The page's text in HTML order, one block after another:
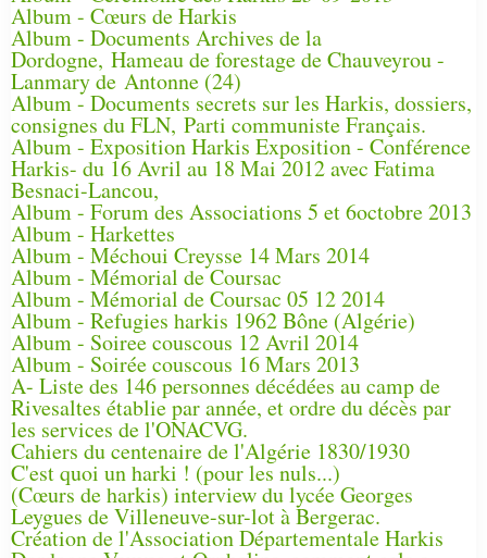
Album - Cœurs de Harkis
Album - Documents Archives de la
Dordogne, Hameau de forestage de Chauveyrou -
Lanmary de Antonne (24)
Album - Documents secrets sur les Harkis, dossiers,
consignes du FLN, Parti communiste Français.
Album - Exposition Harkis Exposition - Conférence
Harkis- du 16 Avril au 18 Mai 2012 avec Fatima
Besnaci-Lancou,
Album - Forum des Associations 5 et 6octobre 2013
Album - Harkettes
Album - Méchoui Creysse 14 Mars 2014
Album - Mémorial de Coursac
Album - Mémorial de Coursac 05 12 2014
Album - Refugies harkis 1962 Bône (Algérie)
Album - Soiree couscous 12 Avril 2014
Album - Soirée couscous 16 Mars 2013
A- Liste des 146 personnes décédées au camp de
Rivesaltes établie par année, et ordre du décès par
les services de l'ONACVG.
Cahiers du centenaire de l'Algérie 1830/1930
C'est quoi un harki ! (pour les nuls...)
(Cœurs de harkis) interview du lycée Georges
Leygues de Villeneuve-sur-lot à Bergerac.
Création de l'Association Départementale Harkis